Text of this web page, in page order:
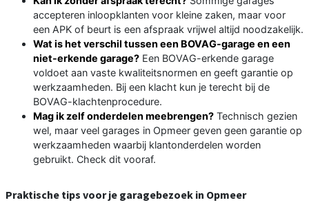
accepteren inloopklanten voor kleine zaken, maar voor
een APK of beurt is een afspraak vrijwel altijd noodzakelijk.
Wat is het verschil tussen een BOVAG-garage en een
niet-erkende garage? Een BOVAG-erkende garage
voldoet aan vaste kwaliteitsnormen en geeft garantie op
werkzaamheden. Bij een klacht kun je terecht bij de
BOVAG-klachtenprocedure.
Mag ik zelf onderdelen meebrengen? Technisch gezien
wel, maar veel garages in Opmeer geven geen garantie op
werkzaamheden waarbij klantonderdelen worden
gebruikt. Check dit vooraf.
Praktische tips voor je garagebezoek in Opmeer